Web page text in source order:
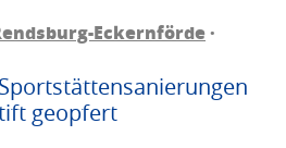
Eckernförde·
geopfert